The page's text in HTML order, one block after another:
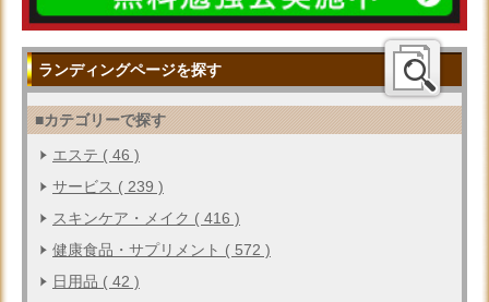
ランディングページを探す
■カテゴリーで探す
エステ ( 46 )
サービス ( 239 )
スキンケア・メイク ( 416 )
健康食品・サプリメント ( 572 )
日用品 ( 42 )